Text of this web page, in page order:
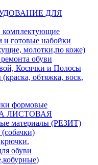
ДЛЯ
комплектующие
готовые набойки
молотки,по коже)
обуви
Косячки и Полосы
обтяжка, воск,
формовые
ЛИСТОВАЯ
материалы (РЕЗИТ)
обуви